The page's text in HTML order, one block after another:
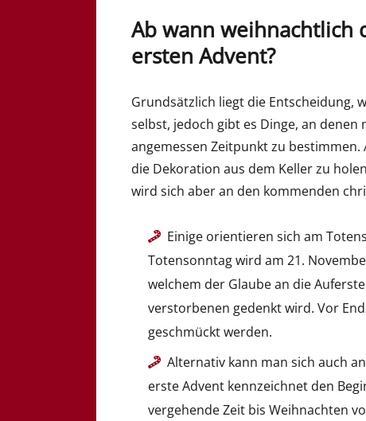
Ab wann weihnachtlich
ersten Advent?
Grundsätzlich liegt die Entscheidung,
selbst, jedoch gibt es Dinge, an
angemessen Zeitpunkt zu
die Dekoration aus dem Keller zu
wird sich aber an den kommenden
Einige orientieren sich am
Totensonntag wird am 21.
welchem der Glaube an die
verstorbenen gedenkt wird. Vor
geschmückt werden.
Alternativ kann man sich auch
erste Advent kennzeichnet den
vergehende Zeit bis Weihnachten